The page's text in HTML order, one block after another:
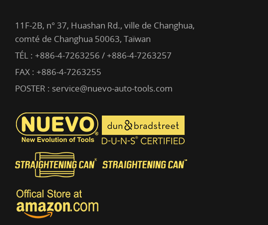
11F-2B, n° 37, Huashan Rd., ville de Changhua,
comté de Changhua 50063, Taïwan
TÉL : +886-4-7263256 / +886-4-7263257
FAX : +886-4-7263255
POSTER : service@nuevo-auto-tools.com